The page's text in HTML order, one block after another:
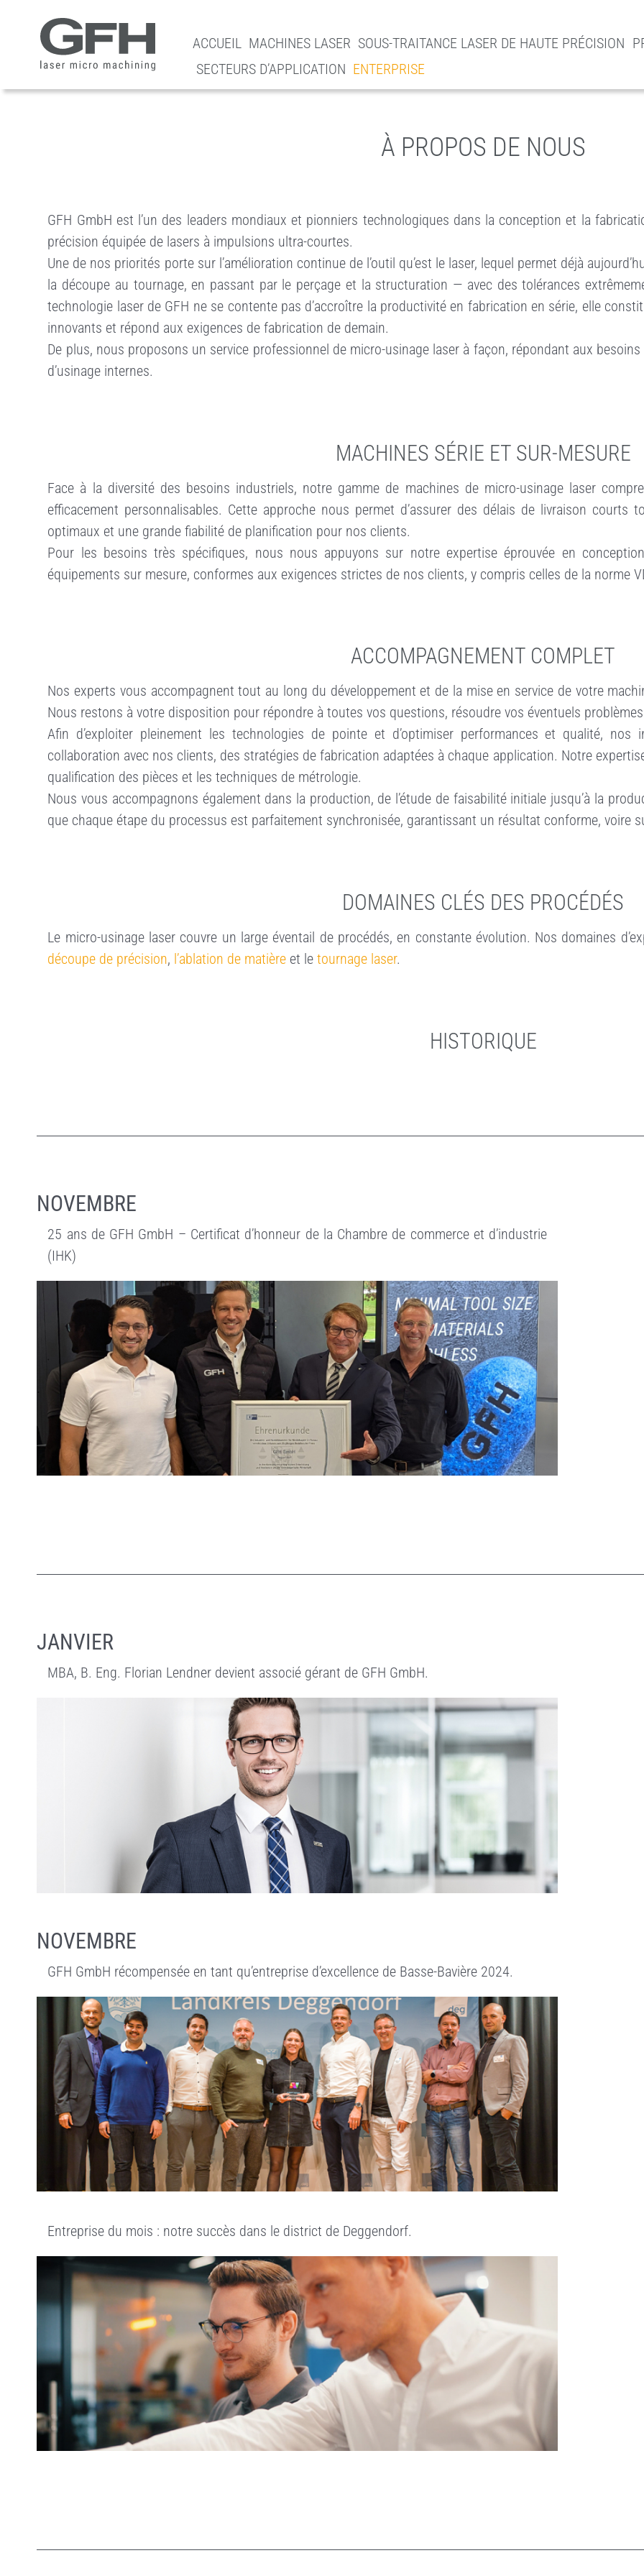
p
ACCUEIL MACHINES LASER SOUS-TRAITANCE LASER DE HAUTE PRÉCISION
SECTEURS D’APPLICATION ENTERPRISE
À PROPOS DE NOUS
GFH GmbH est l’un des leaders mondiaux et pionniers technologiques dans la conception et la
précision équipée de lasers à impulsions ultra-courtes.
Une de nos priorités porte sur l’amélioration continue de l’outil qu’est le laser, lequel permet déjà
la découpe au tournage, en passant par le perçage et la structuration — avec des tolérances
technologie laser de GFH ne se contente pas d’accroître la productivité en fabrication en série, elle
innovants et répond aux exigences de fabrication de demain.
De plus, nous proposons un service professionnel de micro-usinage laser à façon, répondant aux
d’usinage internes.
MACHINES SÉRIE ET SUR-MESURE
Face à la diversité des besoins industriels, notre gamme de machines de micro-usinage laser
efficacement personnalisables. Cette approche nous permet d’assurer des délais de livraison
optimaux et une grande fiabilité de planification pour nos clients.
Pour les besoins très spécifiques, nous nous appuyons sur notre expertise éprouvée en
équipements sur mesure, conformes aux exigences strictes de nos clients, y compris celles de la norme
ACCOMPAGNEMENT COMPLET
Nos experts vous accompagnent tout au long du développement et de la mise en service de votre
Nous restons à votre disposition pour répondre à toutes vos questions, résoudre vos éventuels
Afin d’exploiter pleinement les technologies de pointe et d’optimiser performances et qualité, nos
collaboration avec nos clients, des stratégies de fabrication adaptées à chaque application. Notre
qualification des pièces et les techniques de métrologie.
Nous vous accompagnons également dans la production, de l’étude de faisabilité initiale jusqu’à la
que chaque étape du processus est parfaitement synchronisée, garantissant un résultat conforme, voire
DOMAINES CLÉS DES PROCÉDÉS
Le micro-usinage laser couvre un large éventail de procédés, en constante évolution. Nos domaines
découpe de précision, l’ablation de matière et letournage laser.
HISTORIQUE
NOVEMBRE
25 ans de GFH GmbH – Certificat d’honneur de la Chambre de commerce et d’industrie
(IHK)
JANVIER
MBA, B. Eng. Florian Lendner devient associé gérant de GFH GmbH.
NOVEMBRE
GFH GmbH récompensée en tant qu’entreprise d’excellence de Basse-Bavière 2024.
Entreprise du mois : notre succès dans le district de Deggendorf.